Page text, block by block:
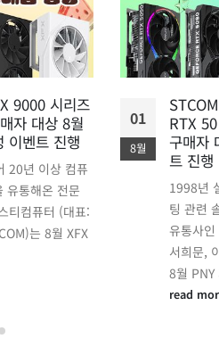
9000 시리즈
자 대상 8월
이벤트 진행
20년 이상 컴퓨
유통해온 전문
티컴퓨터 (대표:
는 8월 XFX
01
8월
RTX
구매자
트 진행
1998년
팅 관련
유통사
서희문,
8월 PNY
read